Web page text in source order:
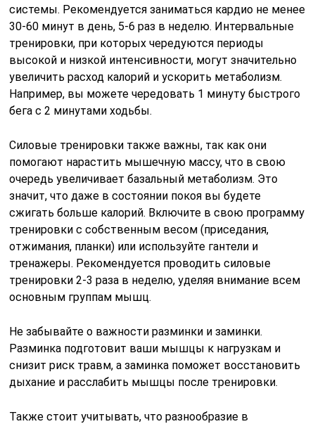
системы. Рекомендуется заниматься кардио не менее
30-60 минут в день, 5-6 раз в неделю. Интервальные
тренировки, при которых чередуются периоды
высокой и низкой интенсивности, могут значительно
увеличить расход калорий и ускорить метаболизм.
Например, вы можете чередовать 1 минуту быстрого
бега с 2 минутами ходьбы.
Силовые тренировки также важны, так как они
помогают нарастить мышечную массу, что в свою
очередь увеличивает базальный метаболизм. Это
значит, что даже в состоянии покоя вы будете
сжигать больше калорий. Включите в свою программу
тренировки с собственным весом (приседания,
отжимания, планки) или используйте гантели и
тренажеры. Рекомендуется проводить силовые
тренировки 2-3 раза в неделю, уделяя внимание всем
основным группам мышц.
Не забывайте о важности разминки и заминки.
Разминка подготовит ваши мышцы к нагрузкам и
снизит риск травм, а заминка поможет восстановить
дыхание и расслабить мышцы после тренировки.
Также стоит учитывать, что разнообразие в